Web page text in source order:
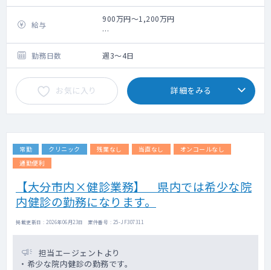
・巡視記録の確認、捺印
・定期健診結果報告書 署名・捺印
・ストレスチェック実施者
・高ストレス者面談
・長時間労働者面談
・心理的な負担の程度を把握するための検査
結果等報告書 署名・捺印
・衛生委員会への参加
・健康診断事後措置
・作業環境管理
・休職、復職者対応･･･など
給与
900万円～1,200万円
（週3日 900万円 週4日 1200万円）
勤務日数
週3～4日
お気に入り 詳細をみる
常勤 クリニック 残業なし 当直なし
オンコールなし
通勤便利
【大分市内×健診業務】 県内では希少な院
内健診の勤務になります。
掲載更新日 : 2026年06月23日 案件番号 : 25-JF307311
担当エージェントより
・希少な院内健診の勤務です。